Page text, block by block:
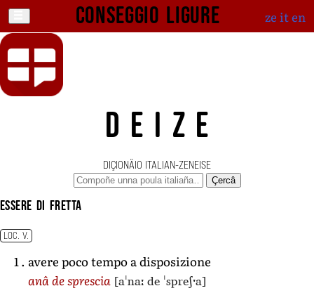
Conseggio ligure ze iten
DEIZE
DIÇIONÄIO ITALIAN-ZENEISE
Çercâ
essere di fretta
LOC. V.
avere poco tempo a disposizione
anâ de sprescia [aˈnaː de ˈspreʃˑa]